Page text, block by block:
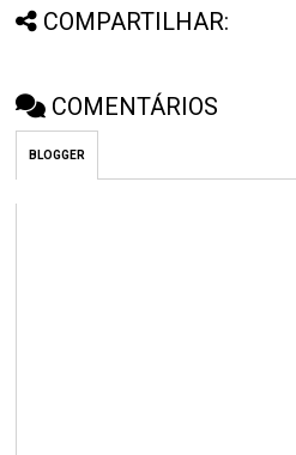
COMPARTILHAR:
COMENTÁRIOS
BLOGGER